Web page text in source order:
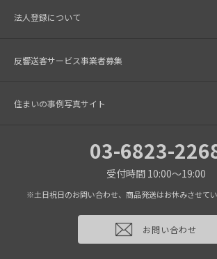
法人登録について
反響送客サービス事業者募集
住まいの事例写真サイト
03-6823-
受付時間 10:00～19:00
※土日祝日のお問い合わせ、商品発送はお休みさせてい
お問い合わせ